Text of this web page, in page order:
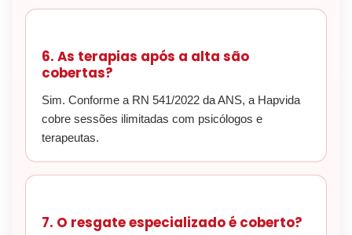
6. As terapias após a alta são
cobertas?
Sim. Conforme a RN 541/2022 da ANS, a Hapvida
cobre sessões ilimitadas com psicólogos e
terapeutas.
7. O resgate especializado é coberto?